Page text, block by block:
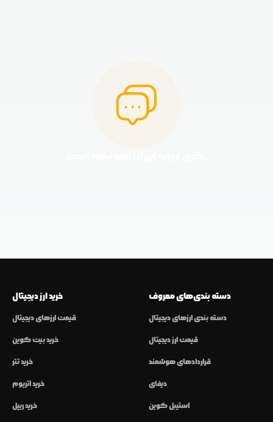
خرید ارز دیجیتال
قیمت ارزهای دیجیتال
خرید بیت کوین
خرید تتر
خرید اتریوم
خرید ریپل
دسته بندی‌های معروف
دسته بندی ارزهای دیجیتال
قیمت ارز دیجیتال
قراردادهای هوشمند
دیفای
استیبل کوین